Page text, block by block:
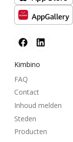
Kimbino
FAQ
Contact
Inhoud melden
Steden
Producten